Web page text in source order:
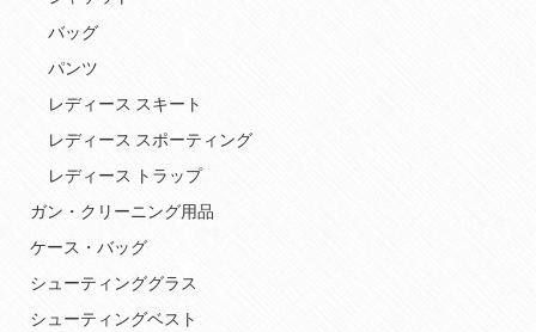
バッグ
パンツ
レディース スキート
レディース スポーティング
レディース トラップ
ガン・クリーニング用品
ケース・バッグ
シューティンググラス
シューティングベスト